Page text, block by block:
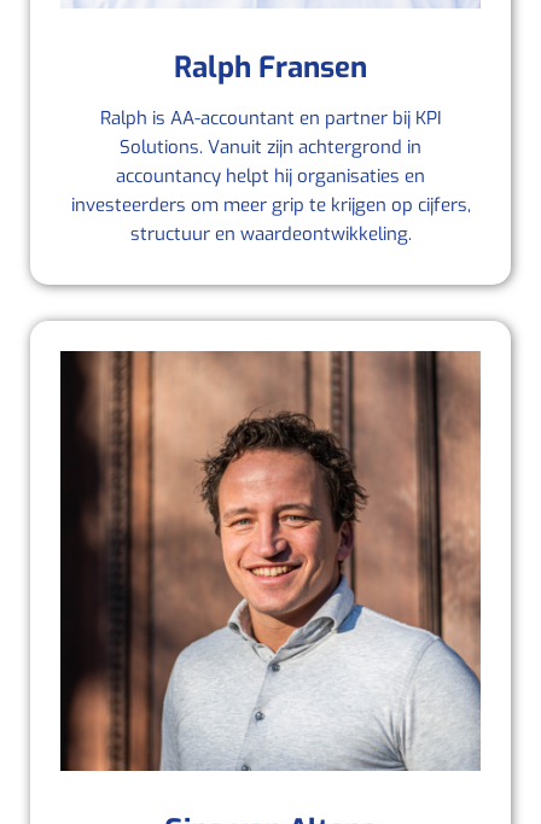
Ralph Fransen
Ralph is AA‑accountant en partner bij KPI
Solutions. Vanuit zijn achtergrond in
accountancy helpt hij organisaties en
investeerders om meer grip te krijgen op cijfers,
structuur en waardeontwikkeling.